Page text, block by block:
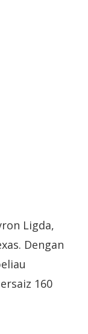
Ligda,
Dengan
160